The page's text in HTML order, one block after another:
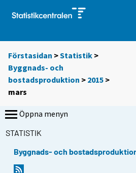
Förstasidan >Statistik >
Byggnads- och
bostadsproduktion > 2015 >
mars
Öppna menyn
STATISTIK
Byggnads- och